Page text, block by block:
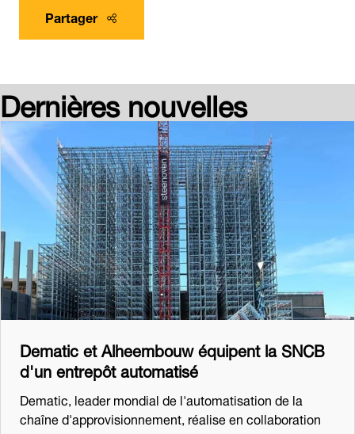
Partager
Dernières nouvelles
Dematic et Alheembouw équipent la SNCB
d'un entrepôt automatisé
Dematic, leader mondial de l'automatisation de la
chaîne d'approvisionnement, réalise en collaboration